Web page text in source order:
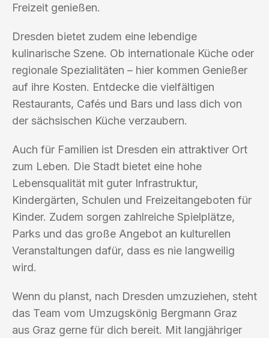
Freizeit genießen.
Dresden bietet zudem eine lebendige
kulinarische Szene. Ob internationale Küche oder
regionale Spezialitäten – hier kommen Genießer
auf ihre Kosten. Entdecke die vielfältigen
Restaurants, Cafés und Bars und lass dich von
der sächsischen Küche verzaubern.
Auch für Familien ist Dresden ein attraktiver Ort
zum Leben. Die Stadt bietet eine hohe
Lebensqualität mit guter Infrastruktur,
Kindergärten, Schulen und Freizeitangeboten für
Kinder. Zudem sorgen zahlreiche Spielplätze,
Parks und das große Angebot an kulturellen
Veranstaltungen dafür, dass es nie langweilig
wird.
Wenn du planst, nach Dresden umzuziehen, steht
das Team vom Umzugskönig Bergmann Graz
aus Graz gerne für dich bereit. Mit langjähriger